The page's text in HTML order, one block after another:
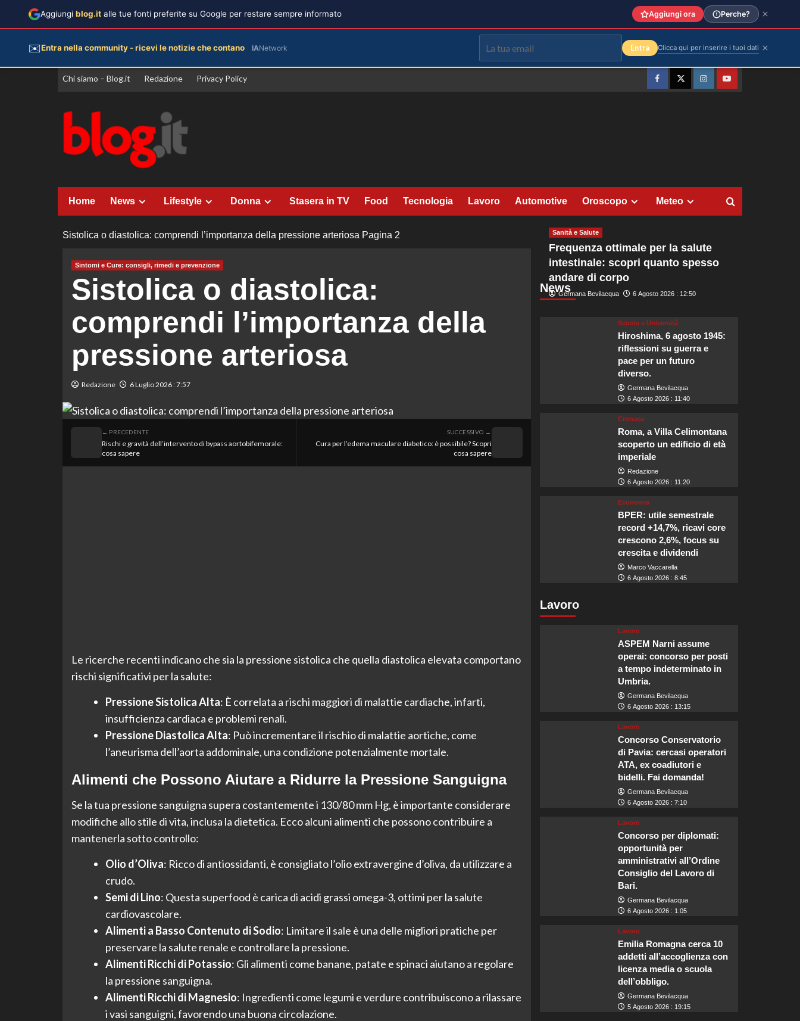
Vai
Chi siamo – Blog.it Redazione Privacy Policy
FacebookTwitterInstagramYouTube
Home News Lifestyle Donna Stasera in TV Food Tecnologia Lavoro Automotive Oroscopo Meteo
Sistolica o diastolica: comprendi l’importanza della pressione arteriosa Pagina 2
Sintomi e Cure: consigli, rimedi e prevenzione
Sistolica o diastolica:
comprendi l’importanza della
pressione arteriosa
Redazione 6 Luglio 2026 : 7:57
← PRECEDENTE
Rischi e gravità dell’intervento di bypass aortobifemorale:
cosa sapere
SUCCESSIVO →
Cura per l’edema maculare diabetico: è possibile? Scopri
cosa sapere
Le ricerche recenti indicano che sia la pressione sistolica che quella diastolica elevata comportano
rischi significativi per la salute:
Pressione Sistolica Alta: È correlata a rischi maggiori di malattie cardiache, infarti,
insufficienza cardiaca e problemi renali.
Pressione Diastolica Alta: Può incrementare il rischio di malattie aortiche, come
l’aneurisma dell’aorta addominale, una condizione potenzialmente mortale.
Alimenti che Possono Aiutare a Ridurre la Pressione Sanguigna
Se la tua pressione sanguigna supera costantemente i 130/80 mm Hg, è importante considerare
modifiche allo stile di vita, inclusa la dietetica. Ecco alcuni alimenti che possono contribuire a
mantenerla sotto controllo:
Olio d’Oliva: Ricco di antiossidanti, è consigliato l’olio extravergine d’oliva, da utilizzare a
crudo.
Semi di Lino: Questa superfood è carica di acidi grassi omega-3, ottimi per la salute
cardiovascolare.
Alimenti a Basso Contenuto di Sodio: Limitare il sale è una delle migliori pratiche per
preservare la salute renale e controllare la pressione.
Alimenti Ricchi di Potassio: Gli alimenti come banane, patate e spinaci aiutano a regolare
la pressione sanguigna.
Alimenti Ricchi di Magnesio: Ingredienti come legumi e verdure contribuiscono a rilassare
i vasi sanguigni, favorendo una buona circolazione.
News
Sanità e Salute
Frequenza ottimale per la salute
intestinale: scopri quanto spesso
andare di corpo
Germana Bevilacqua 6 Agosto 2026 : 12:50
Scuola e Università
Hiroshima, 6 agosto 1945:
riflessioni su guerra e
pace per un futuro
diverso.
Germana Bevilacqua
6 Agosto 2026 : 11:40
Cronaca
Roma, a Villa Celimontana
scoperto un edificio di età
imperiale
Redazione
6 Agosto 2026 : 11:20
Economia
BPER: utile semestrale
record +14,7%, ricavi core
crescono 2,6%, focus su
crescita e dividendi
Marco Vaccarella
6 Agosto 2026 : 8:45
Lavoro
Lavoro
ASPEM Narni assume
operai: concorso per posti
a tempo indeterminato in
Umbria.
Germana Bevilacqua
6 Agosto 2026 : 13:15
Lavoro
Concorso Conservatorio
di Pavia: cercasi operatori
ATA, ex coadiutori e
bidelli. Fai domanda!
Germana Bevilacqua
6 Agosto 2026 : 7:10
Lavoro
Concorso per diplomati:
opportunità per
amministrativi all’Ordine
Consiglio del Lavoro di
Bari.
Germana Bevilacqua
6 Agosto 2026 : 1:05
Lavoro
Emilia Romagna cerca 10
addetti all’accoglienza con
licenza media o scuola
dell’obbligo.
Germana Bevilacqua
5 Agosto 2026 : 19:15
Aggiungi blog.it alle tue fonti preferite su Google per restare sempre informato Aggiungi ora Perche?
✉️Entra nella community - ricevi le notizie che contano IANetwork Entra Clicca qui per inserire i tuoi dati